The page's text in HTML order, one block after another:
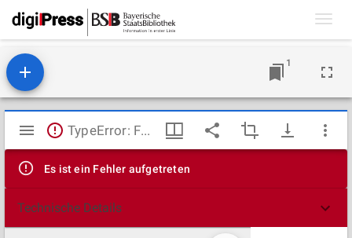
1
Mirador
Viewer
TypeError: Failed to fetch
Es ist ein Fehler aufgetreten
Technische Details